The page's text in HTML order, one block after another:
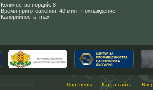
Количество порций: 8
Время приготовления: 40 мин. + охлаждение
Калорийность: max
Партнеры Карта сайта